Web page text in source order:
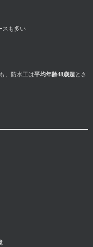
スも多い
、防水工は平均年齢48歳超 とさ